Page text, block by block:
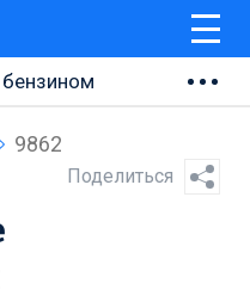
9862
Поделиться